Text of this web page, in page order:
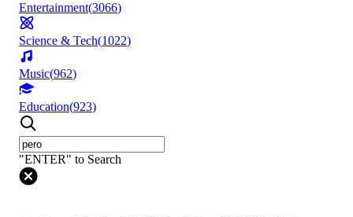
Entertainment(3066)
Science & Tech(1022)
Music(962)
Education(923)
"ENTER" to Search